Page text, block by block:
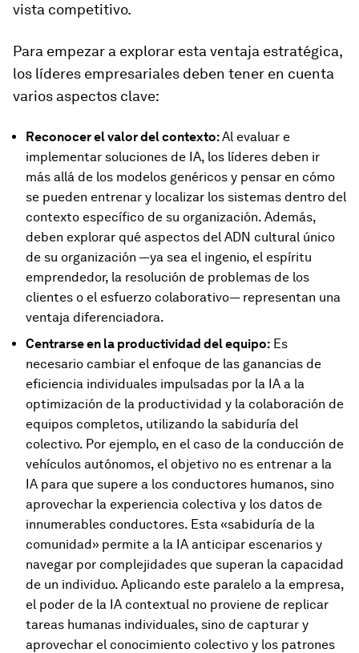
vista competitivo.
Para empezar a explorar esta ventaja estratégica,
los líderes empresariales deben tener en cuenta
varios aspectos clave:
Reconocer el valor del contexto:Al evaluar e
implementar soluciones de IA, los líderes deben ir
más allá de los modelos genéricos y pensar en cómo
se pueden entrenar y localizar los sistemas dentro del
contexto específico de su organización. Además,
deben explorar qué aspectos del ADN cultural único
de su organización —ya sea el ingenio, el espíritu
emprendedor, la resolución de problemas de los
clientes o el esfuerzo colaborativo— representan una
ventaja diferenciadora.
Centrarse en la productividad del equipo: Es
necesario cambiar el enfoque de las ganancias de
eficiencia individuales impulsadas por la IA a la
optimización de la productividad y la colaboración de
equipos completos, utilizando la sabiduría del
colectivo. Por ejemplo, en el caso de la conducción de
vehículos autónomos, el objetivo no es entrenar a la
IA para que supere a los conductores humanos, sino
aprovechar la experiencia colectiva y los datos de
innumerables conductores. Esta «sabiduría de la
comunidad» permite a la IA anticipar escenarios y
navegar por complejidades que superan la capacidad
de un individuo. Aplicando este paralelo a la empresa,
el poder de la IA contextual no proviene de replicar
tareas humanas individuales, sino de capturar y
aprovechar el conocimiento colectivo y los patrones